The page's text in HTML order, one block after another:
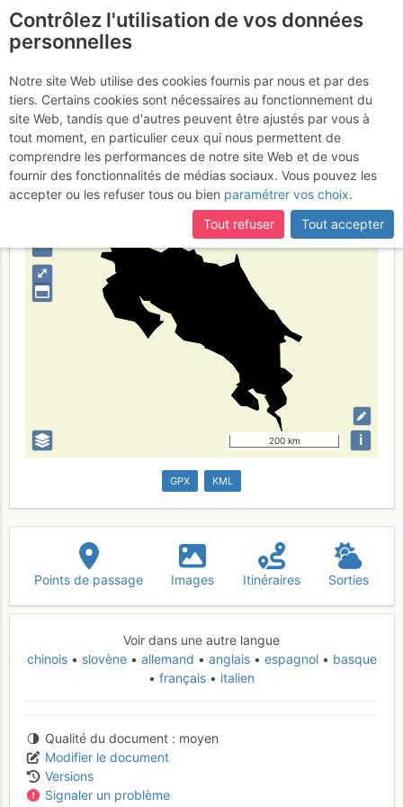
Costa Rica
Type de région pays
⤢
–
200 km i
GPX KML
Points de passage Images Itinéraires Sorties
Voir dans une autre langue
chinois
slovène allemand anglais espagnol
basque
français
italien
Qualité du document
moyen
Modifier le document
Versions
Signaler un problème
Contrôlez l'utilisation de vos données
personnelles
Notre site Web utilise des cookies fournis par nous et par des
tiers. Certains cookies sont nécessaires au fonctionnement du
site Web, tandis que d'autres peuvent être ajustés par vous à
tout moment, en particulier ceux qui nous permettent de
comprendre les performances de notre site Web et de vous
fournir des fonctionnalités de médias sociaux. Vous pouvez les
accepter ou les refuser tous ou bien paramétrer vos choix.
Tout refuser
Tout accepter